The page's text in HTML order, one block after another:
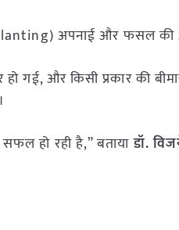
अपनाई और फसल की
गई, और किसी प्रकार की
हो रही है,” बतायाडॉ.